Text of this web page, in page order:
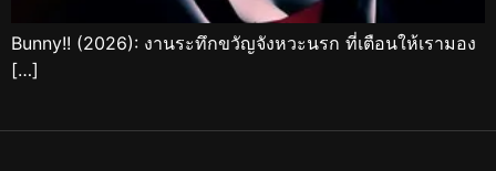
Bunny!! (2026): งานระทึกขวัญจังหวะนรก ที่เตือนให้เรามอง
[…]